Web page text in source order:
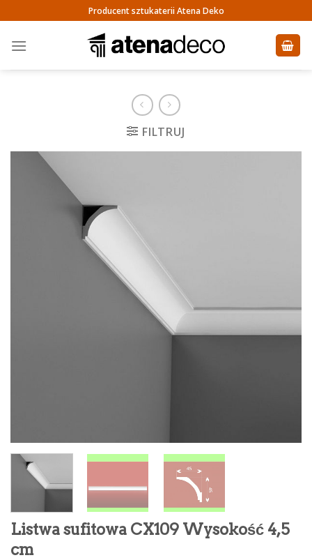
to
content
Producent sztukaterii Atena Deko
FILTRUJ
Listwa sufitowa CX109 Wysokość 4,5
cm